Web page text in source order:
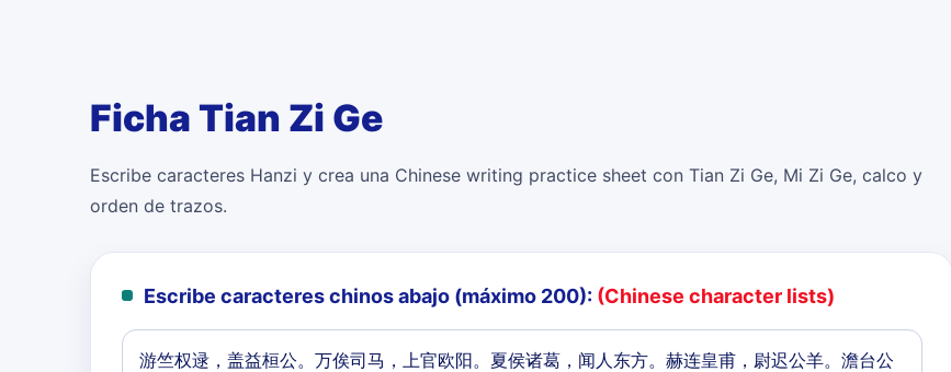
Ficha Tian Zi Ge
Escribe caracteres Hanzi y crea una Chinese writing practice sheet con Tian Zi Ge, Mi Zi Ge, calco y
orden de trazos.
Escribe caracteres chinos abajo (máximo 200): (Chinese character lists)